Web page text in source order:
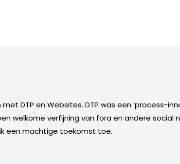
DTP en Websites. DTP was een ‘process-
welkome verfijning van fora en andere social
een machtige toekomst toe.